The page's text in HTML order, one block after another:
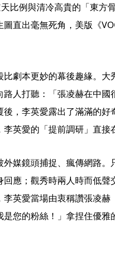
比例與清冷高貴的「東方
直出毫無死角，美版《
劇本更妙的幕後趣緣。大
人打聽：「張凌赫在中國
，李英愛露出了滿滿的好
英愛的「提前調研」直接
媒鏡頭捕捉、瘋傳網路。
應；觀秀時兩人時而低聲
英愛當場由衷稱讚張凌赫
您的粉絲！」拿捏住優雅